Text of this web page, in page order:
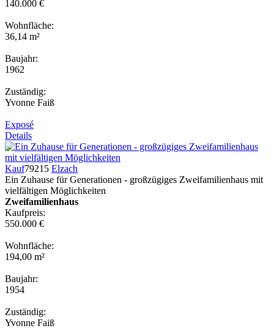
140.000 €
Wohnfläche:
36,14 m²
Baujahr:
1962
Zuständig:
Yvonne Faiß
Exposé
Details
Kauf79215 Elzach
Ein Zuhause für Generationen - großzügiges Zweifamilienhaus mit
vielfältigen Möglichkeiten
Zweifamilienhaus
Kaufpreis:
550.000 €
Wohnfläche:
194,00 m²
Baujahr:
1954
Zuständig:
Yvonne Faiß